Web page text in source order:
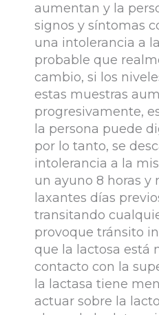
aumentan y la
signos y síntomas
una intolerancia a
probable que
cambio, si los
estas muestras
progresivamente,
la persona puede
por lo tanto, se
intolerancia a la
un ayuno 8 horas y
laxantes días
transitando
provoque tránsito
que la lactosa está
contacto con la
la lactasa tiene
actuar sobre la